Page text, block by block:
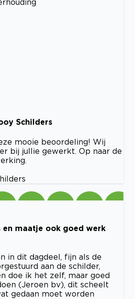
Schilders
mooie beoordeling! Wij
bij jullie gewerkt. Op naar de
maatje ook goed werk
in dit dagdeel, fijn als de
aan de schilder,
doe ik het zelf, maar goed
(Jeroen bv), dit scheelt
gedaan moet worden